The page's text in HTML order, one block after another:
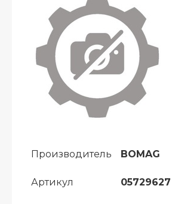
Производитель BOMAG
Артикул 05729627